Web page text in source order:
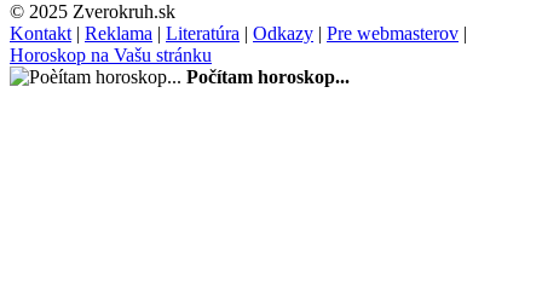
© 2025 Zverokruh.sk
Kontakt | Reklama | Literatúra | Odkazy | Pre webmasterov |
Horoskop na Vašu stránku
Počítam horoskop...